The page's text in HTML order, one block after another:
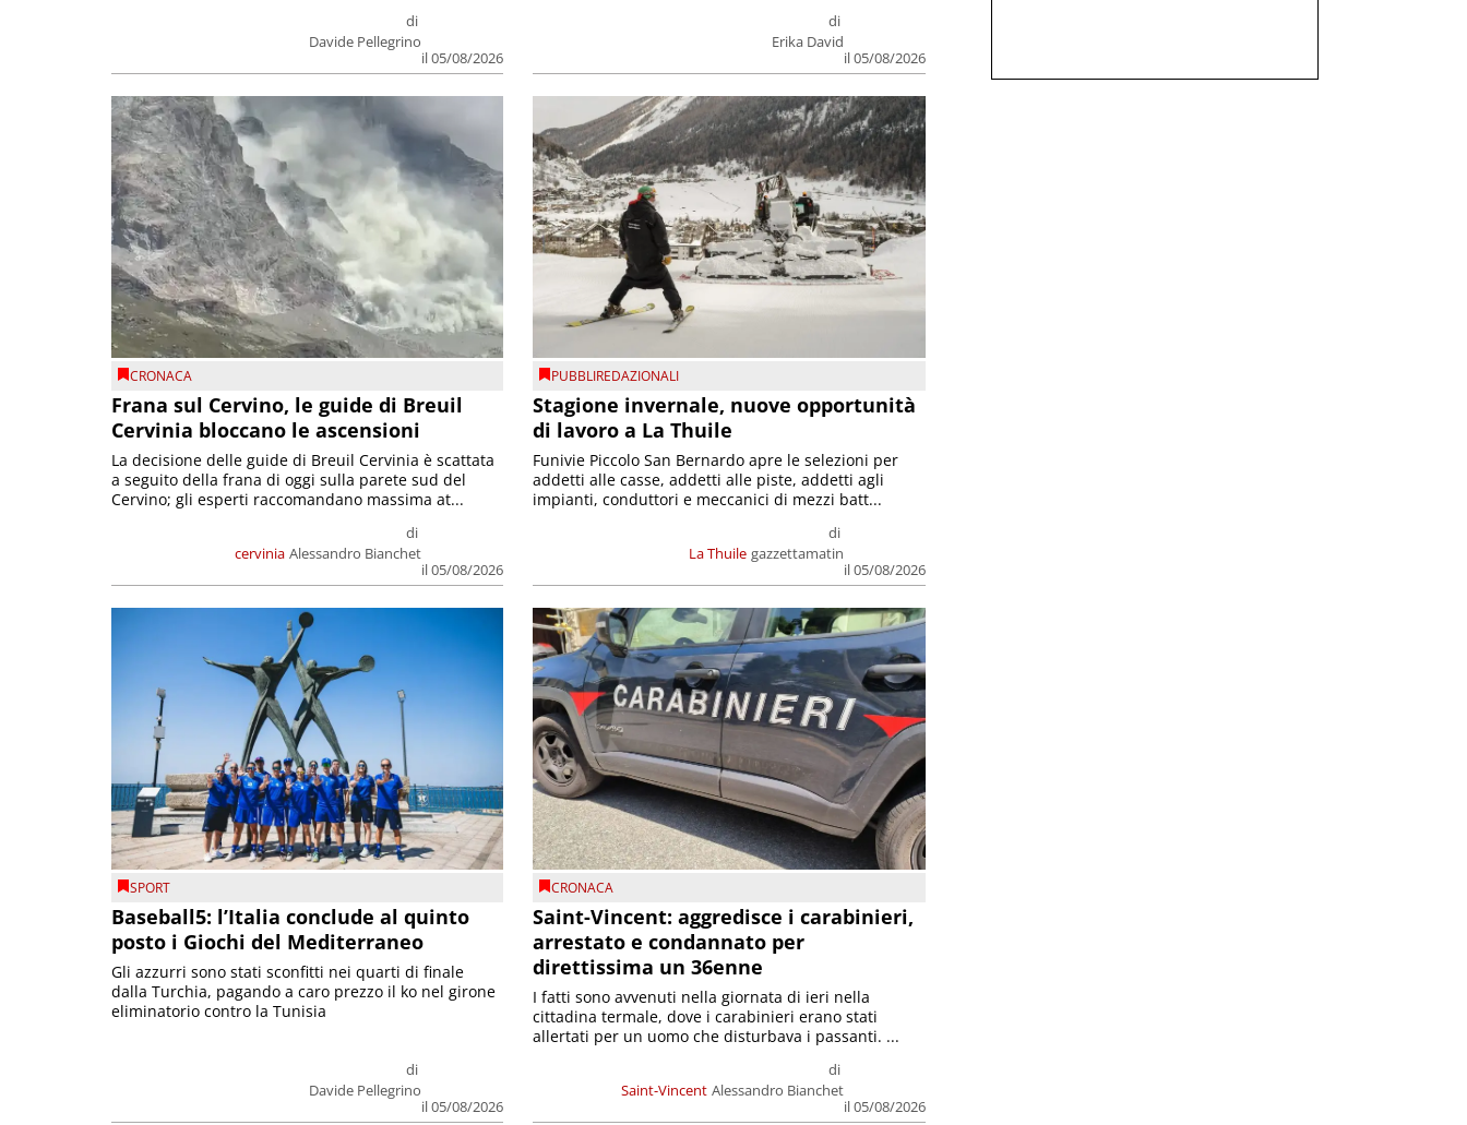
di
Davide Pellegrino
il 05/08/2026
di
Erika David
il 05/08/2026
CRONACA
Frana sul Cervino, le guide di Breuil
Cervinia bloccano le ascensioni
cervinia
di
Alessandro Bianchet
il 05/08/2026
La decisione delle guide di Breuil Cervinia è scattata
a seguito della frana di oggi sulla parete sud del
Cervino; gli esperti raccomandano massima at...
PUBBLIREDAZIONALI
Stagione invernale, nuove opportunità
di lavoro a La Thuile
La Thuile
di
gazzettamatin
il 05/08/2026
Funivie Piccolo San Bernardo apre le selezioni per
addetti alle casse, addetti alle piste, addetti agli
impianti, conduttori e meccanici di mezzi batt...
SPORT
Baseball5: l’Italia conclude al quinto
posto i Giochi del Mediterraneo
di
Davide Pellegrino
il 05/08/2026
Gli azzurri sono stati sconfitti nei quarti di finale
dalla Turchia, pagando a caro prezzo il ko nel girone
eliminatorio contro la Tunisia
CRONACA
Saint-Vincent: aggredisce i carabinieri,
arrestato e condannato per
direttissima un 36enne
Saint-Vincent
di
Alessandro Bianchet
il 05/08/2026
I fatti sono avvenuti nella giornata di ieri nella
cittadina termale, dove i carabinieri erano stati
allertati per un uomo che disturbava i passanti. ...